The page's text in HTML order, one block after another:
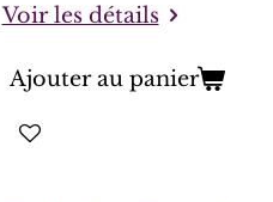
Voir les détails
Ajouter au panier